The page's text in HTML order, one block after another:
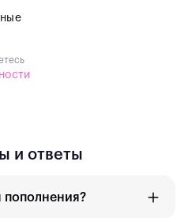
и ответы
пополнения?